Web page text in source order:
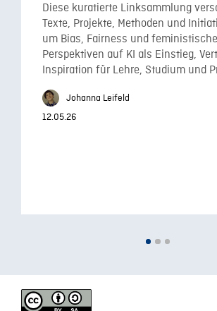
Diese kuratierte Linksammlung
Texte, Projekte, Methoden und
um Bias, Fairness und feministische
Perspektiven auf KI als Einstieg,
Inspiration für Lehre, Studium und
Johanna Leifeld
12.05.26